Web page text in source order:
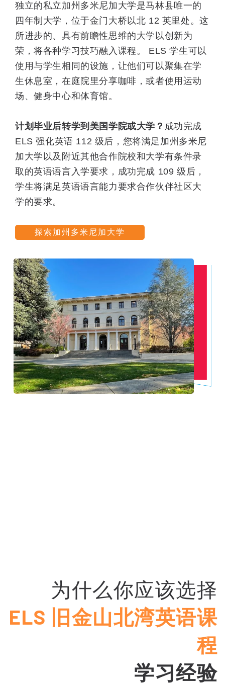
独立的私立加州多米尼加大学是马林县唯一的
四年制大学，位于金门大桥以北 12 英里处。这
所进步的、具有前瞻性思维的大学以创新为
荣，将各种学习技巧融入课程。 ELS 学生可以
使用与学生相同的设施，让他们可以聚集在学
生休息室，在庭院里分享咖啡，或者使用运动
场、健身中心和体育馆。
计划毕业后转学到美国学院或大学？ 成功完成
ELS 强化英语 112 级后，您将满足加州多米尼
加大学以及附近其他合作院校和大学有条件录
取的英语语言入学要求，成功完成 109 级后，
学生将满足英语语言能力要求合作伙伴社区大
学的要求。
探索加州多米尼加大学
为什么你应该选择
ELS 旧金山北湾英语课
程
学习经验